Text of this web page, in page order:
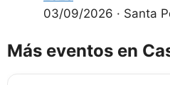
03/09/2026 · Santa
Más eventos en